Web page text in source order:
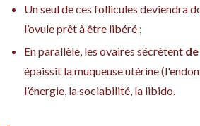
Un seul de ces follicules deviendra
l’ovule prêt à être libéré ;
En parallèle, les ovaires sécrètent
épaissit la muqueuse utérine
l’énergie, la sociabilité, la libido.